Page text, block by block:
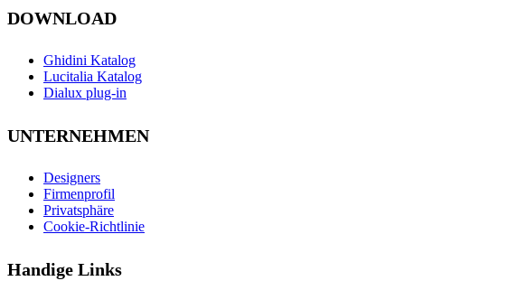
DOWNLOAD
Ghidini Katalog
Lucitalia Katalog
Dialux plug-in
UNTERNEHMEN
Designers
Firmenprofil
Privatsphäre
Cookie-Richtlinie
Handige Links